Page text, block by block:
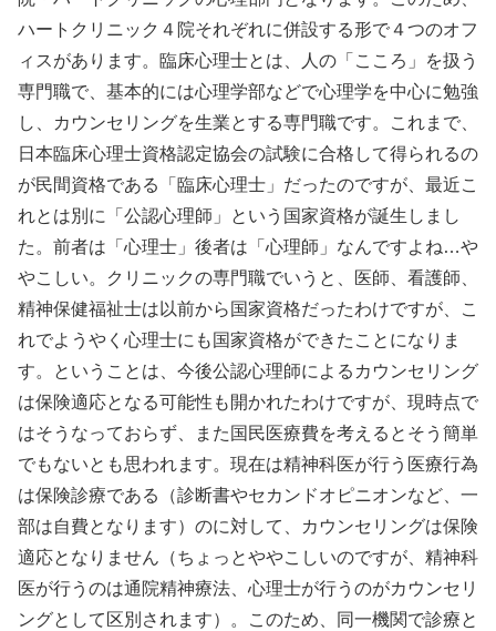
ハートクリニック４院それぞれに併設する形で４つのオフ
ィスがあります。臨床心理士とは、人の「こころ」を扱う
専門職で、基本的には心理学部などで心理学を中心に勉強
し、カウンセリングを生業とする専門職です。これまで、
日本臨床心理士資格認定協会の試験に合格して得られるの
が民間資格である「臨床心理士」だったのですが、最近こ
れとは別に「公認心理師」という国家資格が誕生しまし
た。前者は「心理士」後者は「心理師」なんですよね…や
やこしい。クリニックの専門職でいうと、医師、看護師、
精神保健福祉士は以前から国家資格だったわけですが、こ
れでようやく心理士にも国家資格ができたことになりま
す。ということは、今後公認心理師によるカウンセリング
は保険適応となる可能性も開かれたわけですが、現時点で
はそうなっておらず、また国民医療費を考えるとそう簡単
でもないとも思われます。現在は精神科医が行う医療行為
は保険診療である（診断書やセカンドオピニオンなど、一
部は自費となります）のに対して、カウンセリングは保険
適応となりません（ちょっとややこしいのですが、精神科
医が行うのは通院精神療法、心理士が行うのがカウンセリ
ングとして区別されます）。このため、同一機関で診療と